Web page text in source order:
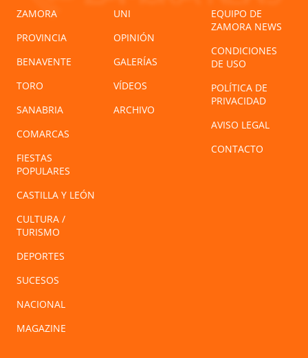
ZAMORA
PROVINCIA
BENAVENTE
TORO
SANABRIA
COMARCAS
FIESTAS
POPULARES
CASTILLA Y LEÓN
CULTURA /
TURISMO
DEPORTES
SUCESOS
NACIONAL
MAGAZINE
UNI
OPINIÓN
GALERÍAS
VÍDEOS
ARCHIVO
EQUIPO DE
ZAMORA NEWS
CONDICIONES
DE USO
POLÍTICA DE
PRIVACIDAD
AVISO LEGAL
CONTACTO